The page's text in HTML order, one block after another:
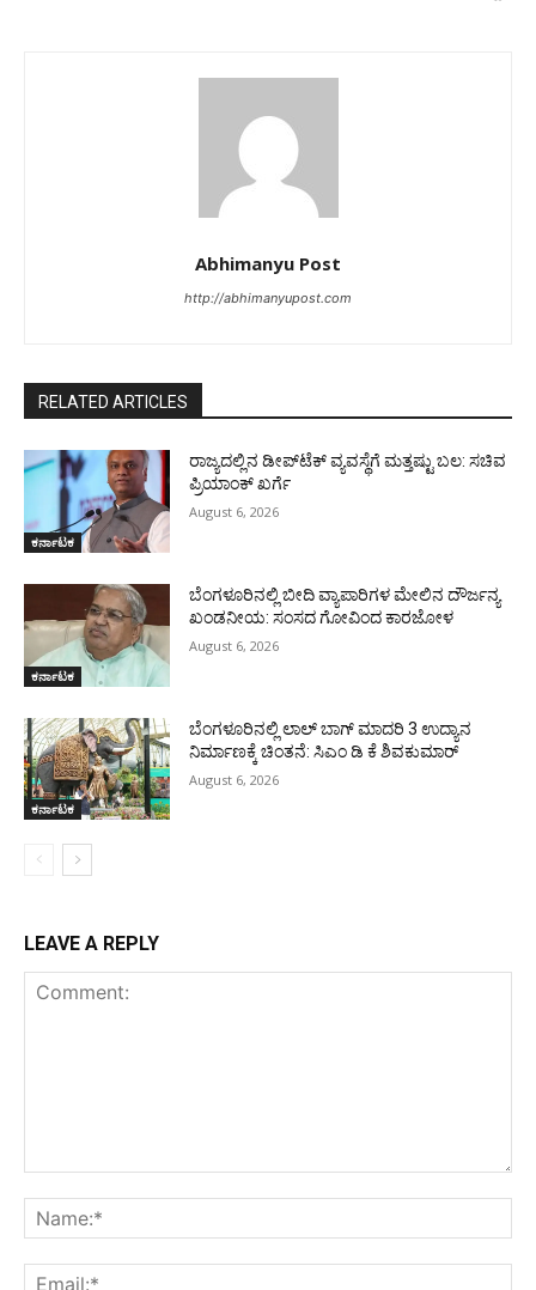
Abhimanyu Post
http://abhimanyupost.com
RELATED ARTICLES
ಕರ್ನಾಟಕ
ರಾಜ್ಯದಲ್ಲಿನ ಡೀಪ್‌ಟೆಕ್‌ ವ್ಯವಸ್ಥೆಗೆ ಮತ್ತಷ್ಟು ಬಲ: ಸಚಿವ
ಪ್ರಿಯಾಂಕ್ ಖರ್ಗೆ
August 6, 2026
ಕರ್ನಾಟಕ
ಬೆಂಗಳೂರಿನಲ್ಲಿ ಬೀದಿ ವ್ಯಾಪಾರಿಗಳ ಮೇಲಿನ ದೌರ್ಜನ್ಯ
ಖಂಡನೀಯ: ಸಂಸದ ಗೋವಿಂದ ಕಾರಜೋಳ
August 6, 2026
ಕರ್ನಾಟಕ
ಬೆಂಗಳೂರಿನಲ್ಲಿ ಲಾಲ್ ಬಾಗ್ ಮಾದರಿ 3 ಉದ್ಯಾನ
ನಿರ್ಮಾಣಕ್ಕೆ ಚಿಂತನೆ: ಸಿಎಂ ಡಿ ಕೆ ಶಿವಕುಮಾರ್
August 6, 2026
LEAVE A REPLY